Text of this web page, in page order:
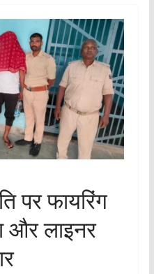
पर फायरिंग
और लाइनर